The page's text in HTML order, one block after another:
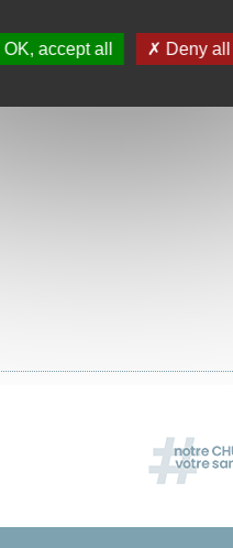
: 04 77 82 83 35
OK, accept all Deny